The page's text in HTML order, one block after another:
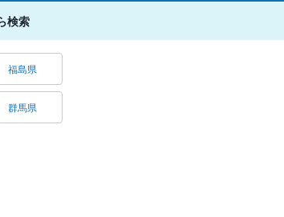
検索
福島県
群馬県